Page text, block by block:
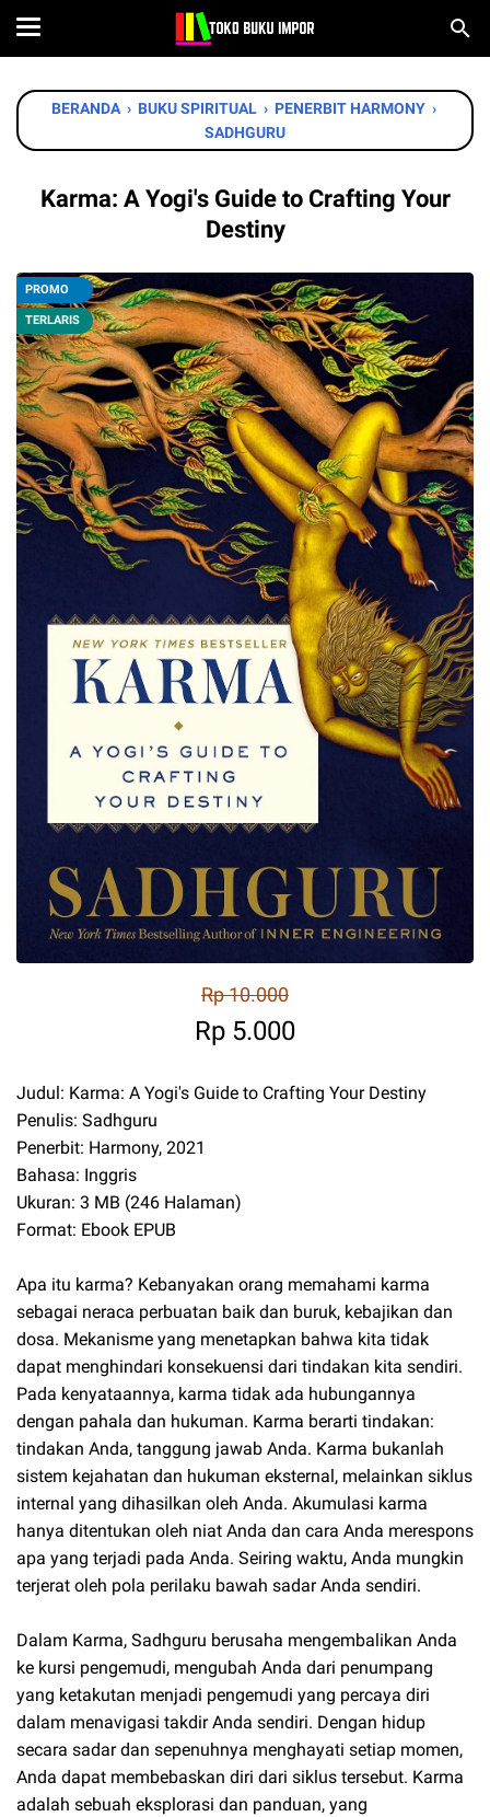
BERANDA › BUKU SPIRITUAL › PENERBIT HARMONY ›
SADHGURU
Karma: A Yogi's Guide to Crafting Your
Destiny
PROMO
TERLARIS
Rp 10.000
Rp 5.000
Judul: Karma: A Yogi's Guide to Crafting Your Destiny
Penulis: Sadhguru
Penerbit: Harmony, 2021
Bahasa: Inggris
Ukuran: 3 MB (246 Halaman)
Format: Ebook EPUB
Apa itu karma? Kebanyakan orang memahami karma
sebagai neraca perbuatan baik dan buruk, kebajikan dan
dosa. Mekanisme yang menetapkan bahwa kita tidak
dapat menghindari konsekuensi dari tindakan kita sendiri.
Pada kenyataannya, karma tidak ada hubungannya
dengan pahala dan hukuman. Karma berarti tindakan:
tindakan Anda, tanggung jawab Anda. Karma bukanlah
sistem kejahatan dan hukuman eksternal, melainkan siklus
internal yang dihasilkan oleh Anda. Akumulasi karma
hanya ditentukan oleh niat Anda dan cara Anda merespons
apa yang terjadi pada Anda. Seiring waktu, Anda mungkin
terjerat oleh pola perilaku bawah sadar Anda sendiri.
Dalam Karma, Sadhguru berusaha mengembalikan Anda
ke kursi pengemudi, mengubah Anda dari penumpang
yang ketakutan menjadi pengemudi yang percaya diri
dalam menavigasi takdir Anda sendiri. Dengan hidup
secara sadar dan sepenuhnya menghayati setiap momen,
Anda dapat membebaskan diri dari siklus tersebut. Karma
adalah sebuah eksplorasi dan panduan, yang